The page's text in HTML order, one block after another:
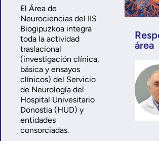
El Área de
Neurociencias del IIS
Biogipuzkoa integra
toda la actividad
traslacional
(investigación clínica,
básica y ensayos
clínicos) del Servicio
de Neurología del
Hospital Univesitario
Donostia (HUD) y
entidades
consorciadas.
área